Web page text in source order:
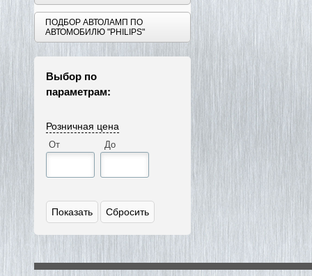
ПОДБОР АВТОЛАМП ПО
АВТОМОБИЛЮ "PHILIPS"
Выбор по
параметрам:
Розничная цена
От До